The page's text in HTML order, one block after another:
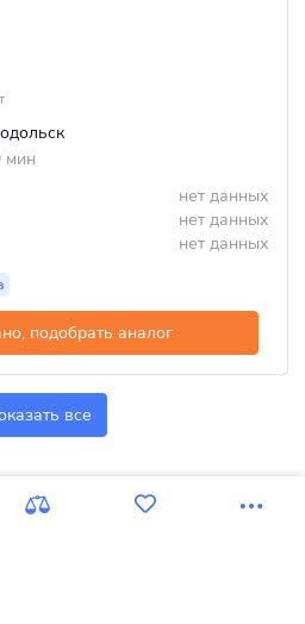
мин
нет данных
нет данных
нет данных
подобрать аналог
все